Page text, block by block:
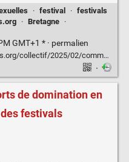
· festival · festivals
· Bretagne ·
GMT+1 * · permalien
et-associations-de-prevention-des-violences-en-milieu-festif/
·
de domination en
festivals